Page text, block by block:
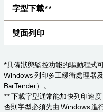
查詢
報告
產品
定價
透過解決方案
供應商標籤管理
解決方案概觀
研究報告
關於我們
職涯
作夥伴入口網站。
為業務需求適時取得支
字型下載**
雙面列印
*具備狀態監控功能的驅動程式
Windows 列印多工緩衝處理器
BarTender）。
** 下載字型通常能加快列印速
否則字型必須先由 Windows 進